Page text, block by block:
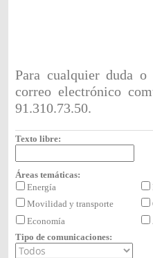
Para cualquier duda
correo electrónico
91.310.73.50.
Texto libre:
Áreas temáticas:
Energía
Movilidad y transporte
Economía
Tipo de comunicaciones: